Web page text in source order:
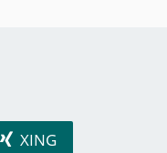
XING